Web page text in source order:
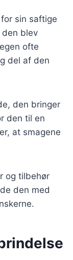
sin saftige
blev
ofte
del af den
den bringer
den til en
at smagene
og tilbehør
den med